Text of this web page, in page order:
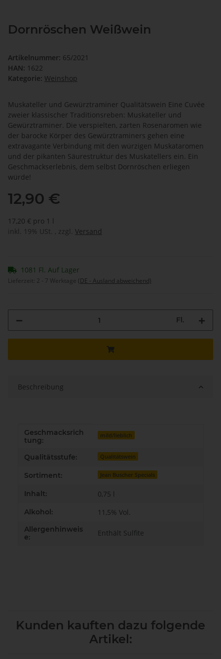
Dornröschen Weißwein
Artikelnummer: 65/2021
HAN: 1622
Kategorie: Weinshop
Muskateller und Gewürztraminer Qualitätswein Eine Cuvée
zweier klassischer Traditionsreben: Muskateller und
Gewürztraminer. Die verspielten, zarten Rosenaromen wie
der barocke Körper des Gewürztraminers gehen eine
extravagante Verbindung mit den würzigen Muskataromen
und der pikanten Säurestruktur des Muskatellers ein. Ein
Geschmackserlebnis, dem selbst Dornröschen erliegen
würde!
12,90 €
17,20 € pro 1 l
inkl. 19% USt. , zzgl. Versand
1081 Fl. Auf Lager
Lieferzeit: 2 - 7 Werktage (DE - Ausland abweichend)
Fl.
Beschreibung
Produkteigenschaft
Wert
Geschmacksrich
tung:
mild/lieblich
Qualitätsstufe: Qualitätswein
Sortiment: Jean Buscher Specials
Inhalt: 0,75 l
Alkohol: 11,5% Vol.
Allergenhinweis
e:
Enthält Sulfite
Kunden kauften dazu folgende
Artikel: